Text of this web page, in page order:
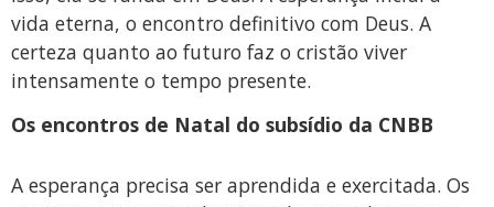
vida eterna, o encontro definitivo com Deus. A
certeza quanto ao futuro faz o cristão viver
intensamente o tempo presente.
Os encontros de Natal do subsídio da CNBB
A esperança precisa ser aprendida e exercitada. Os